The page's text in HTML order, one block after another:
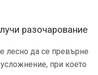
разочарование
лесно да се превърне
при което